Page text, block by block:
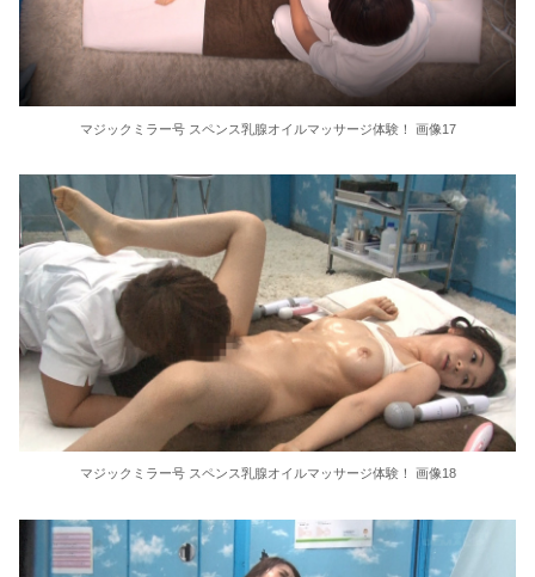
マジックミラー号 スペンス乳腺オイルマッサージ体験！ 画像17
マジックミラー号 スペンス乳腺オイルマッサージ体験！ 画像18